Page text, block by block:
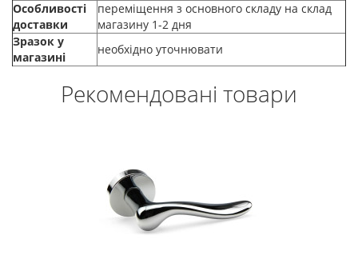
Особливості
доставки
переміщення з основного складу на склад
магазину 1-2 дня
Зразок у
магазині
необхідно уточнювати
Рекомендовані товари